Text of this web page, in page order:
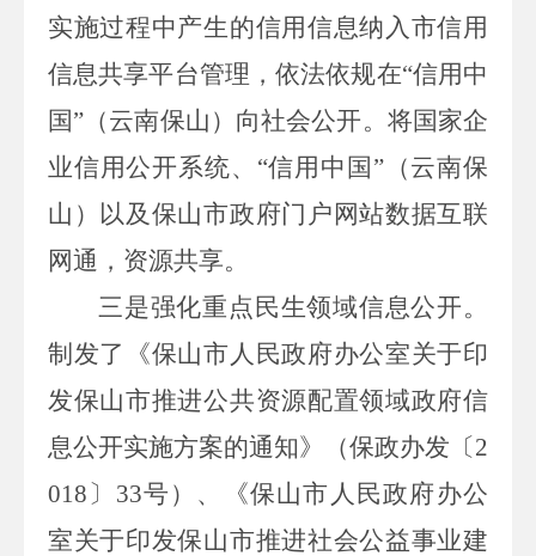
实施过程中产生的信用信息纳入市信用
信息共享平台管理，依法依规在“信用中
国”（云南保山）向社会公开。将国家企
业信用公开系统、“信用中国”（云南保
山）以及保山市政府门户网站数据互联
网通，资源共享。
三是强化重点民生领域信息公开。
制发了《保山市人民政府办公室关于印
发保山市推进公共资源配置领域政府信
息公开实施方案的通知》（保政办发〔2
018 〕 33号）、《保山市人民政府办公
室关于印发保山市推进社会公益事业建